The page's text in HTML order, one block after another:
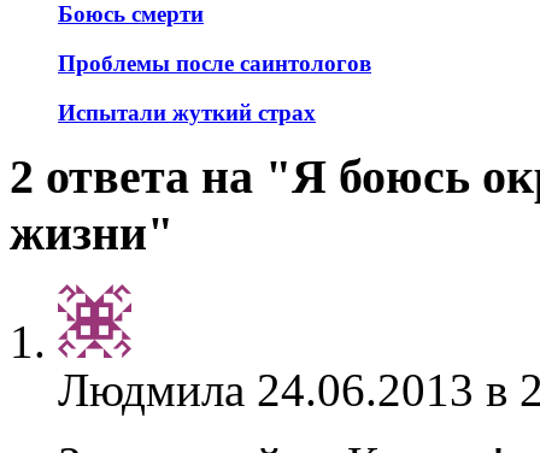
Боюсь смерти
Проблемы после саинтологов
Испытали жуткий страх
2 ответа на "Я боюсь
жизни"
Людмила 24.06.2013 в